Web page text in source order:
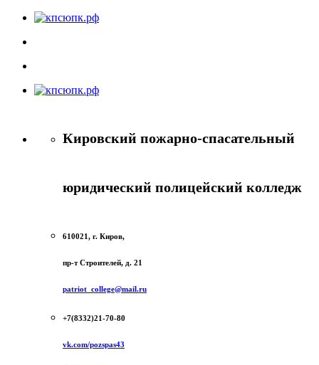
Кировский пожарно-спасательный
юридический полицейский колледж
610021, г. Киров,
пр-т Строителей, д. 21
patriot_college@mail.ru
+7(8332)21-70-80
vk.com/pozspas43